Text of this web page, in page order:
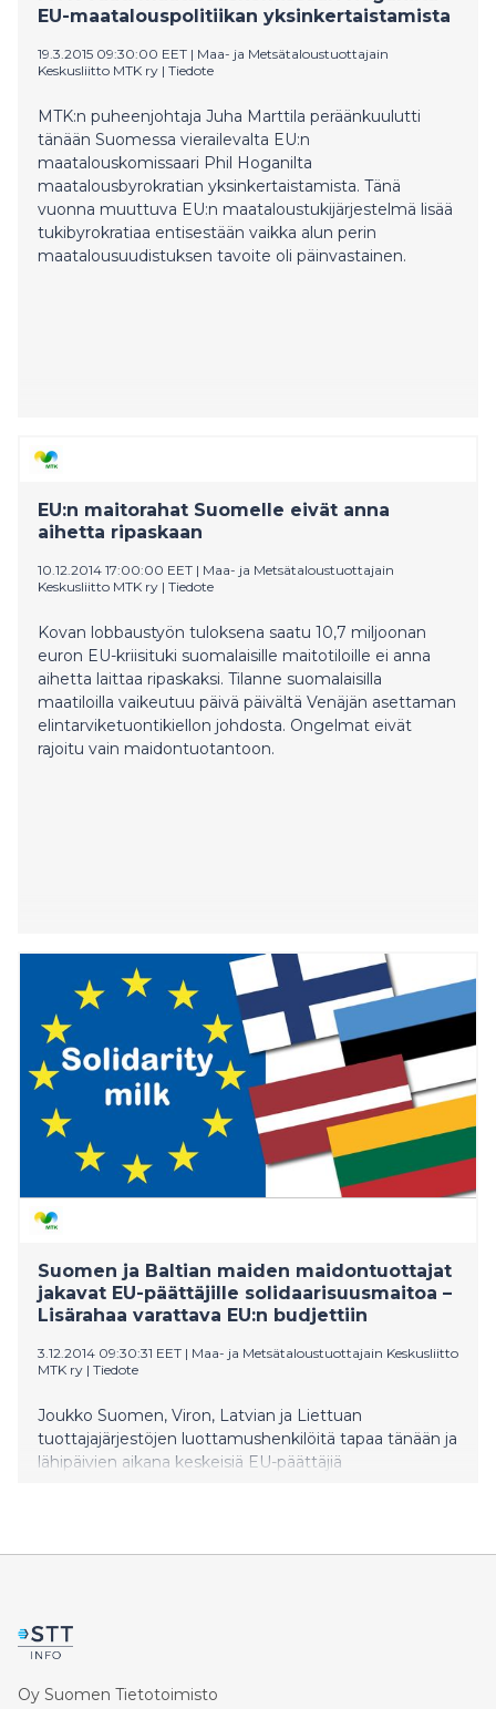
EU-maatalouspolitiikan yksinkertaistamista
19.3.2015 09:30:00 EET | Maa- ja Metsätaloustuottajain
Keskusliitto MTK ry | Tiedote
MTK:n puheenjohtaja Juha Marttila peräänkuulutti
tänään Suomessa vierailevalta EU:n
maatalouskomissaari Phil Hoganilta
maatalousbyrokratian yksinkertaistamista. Tänä
vuonna muuttuva EU:n maataloustukijärjestelmä lisää
tukibyrokratiaa entisestään vaikka alun perin
maatalousuudistuksen tavoite oli päinvastainen.
EU:n maitorahat Suomelle eivät anna
aihetta ripaskaan
10.12.2014 17:00:00 EET | Maa- ja Metsätaloustuottajain
Keskusliitto MTK ry | Tiedote
Kovan lobbaustyön tuloksena saatu 10,7 miljoonan
euron EU-kriisituki suomalaisille maitotiloille ei anna
aihetta laittaa ripaskaksi. Tilanne suomalaisilla
maatiloilla vaikeutuu päivä päivältä Venäjän asettaman
elintarviketuontikiellon johdosta. Ongelmat eivät
rajoitu vain maidontuotantoon.
Suomen ja Baltian maiden maidontuottajat
jakavat EU-päättäjille solidaarisuusmaitoa –
Lisärahaa varattava EU:n budjettiin
3.12.2014 09:30:31 EET | Maa- ja Metsätaloustuottajain Keskusliitto
MTK ry | Tiedote
Joukko Suomen, Viron, Latvian ja Liettuan
tuottajajärjestöjen luottamushenkilöitä tapaa tänään ja
lähipäivien aikana keskeisiä EU-päättäjiä
solidaarisuusmaitoa parlamentin budjetti- ja
Oy Suomen Tietotoimisto